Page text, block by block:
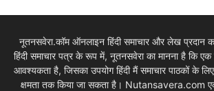
नूतनसवेरा.कॉम ऑनलाइन हिंदी समाचार और लेख प्रदान
हिंदी समाचार पत्र के रूप में, नूतनसवेरा का मानना है कि
आवश्यकता है, जिसका उपयोग हिंदी मैं समाचार पाठकों के
क्षमता तक किया जा सकता है। Nutansavera.com